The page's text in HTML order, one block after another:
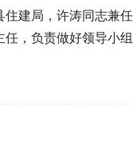
住建局，许涛同志兼任
，负责做好领导小组